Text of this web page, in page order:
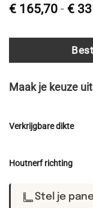
€ 165,70 - €
Maak je keuze
Verkrijgbare dikte
Houtnerf richting
Stel je